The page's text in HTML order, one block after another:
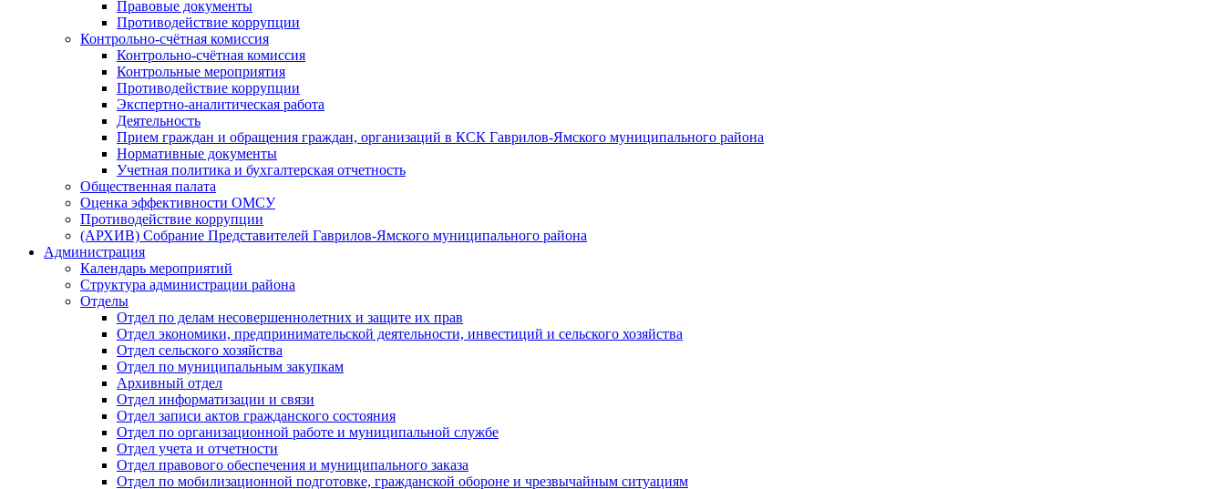
Правовые документы
Противодействие коррупции
Контрольно-счётная комиссия
Контрольно-счётная комиссия
Контрольные мероприятия
Противодействие коррупции
Экспертно-аналитическая работа
Деятельность
Прием граждан и обращения граждан, организаций в КСК Гаврилов-Ямского муниципального района
Нормативные документы
Учетная политика и бухгалтерская отчетность
Общественная палата
Оценка эффективности ОМСУ
Противодействие коррупции
(АРХИВ) Собрание Представителей Гаврилов-Ямского муниципального района
Администрация
Календарь мероприятий
Структура администрации района
Отделы
Отдел по делам несовершеннолетних и защите их прав
Отдел экономики, предпринимательской деятельности, инвестиций и сельского хозяйства
Отдел сельского хозяйства
Отдел по муниципальным закупкам
Архивный отдел
Отдел информатизации и связи
Отдел записи актов гражданского состояния
Отдел по организационной работе и муниципальной службе
Отдел учета и отчетности
Отдел правового обеспечения и муниципального заказа
Отдел по мобилизационной подготовке, гражданской обороне и чрезвычайным ситуациям